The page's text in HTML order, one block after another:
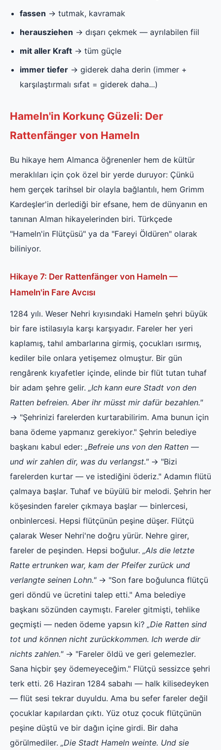
fassen → tutmak, kavramak
herausziehen → dışarı çekmek — ayrılabilen fiil
mit aller Kraft → tüm güçle
immer tiefer → giderek daha derin (immer +
karşılaştırmalı sıfat = giderek daha...)
Hameln'in Korkunç Güzeli: Der
Rattenfänger von Hameln
Bu hikaye hem Almanca öğrenenler hem de kültür
meraklıları için çok özel bir yerde duruyor: Çünkü
hem gerçek tarihsel bir olayla bağlantılı, hem Grimm
Kardeşler'in derlediği bir efsane, hem de dünyanın en
tanınan Alman hikayelerinden biri. Türkçede
"Hameln'in Flütçüsü" ya da "Fareyi Öldüren" olarak
biliniyor.
Hikaye 7: Der Rattenfänger von Hameln —
Hameln'in Fare Avcısı
1284 yılı. Weser Nehri kıyısındaki Hameln şehri büyük
bir fare istilasıyla karşı karşıyadır. Fareler her yeri
kaplamış, tahıl ambarlarına girmiş, çocukları ısırmış,
kediler bile onlara yetişemez olmuştur. Bir gün
rengârenk kıyafetler içinde, elinde bir flüt tutan tuhaf
bir adam şehre gelir. „Ich kann eure Stadt von den
Ratten befreien. Aber ihr müsst mir dafür bezahlen."
→ "Şehrinizi farelerden kurtarabilirim. Ama bunun için
bana ödeme yapmanız gerekiyor." Şehrin belediye
başkanı kabul eder: „Befreie uns von den Ratten —
und wir zahlen dir, was du verlangst."→ "Bizi
farelerden kurtar — ve istediğini öderiz." Adamın flütü
çalmaya başlar. Tuhaf ve büyülü bir melodi. Şehrin her
köşesinden fareler çıkmaya başlar — binlercesi,
onbinlercesi. Hepsi flütçünün peşine düşer. Flütçü
çalarak Weser Nehri'ne doğru yürür. Nehre girer,
fareler de peşinden. Hepsi boğulur. „Als die letzte
Ratte ertrunken war, kam der Pfeifer zurück und
verlangte seinen Lohn."→ "Son fare boğulunca flütçü
geri döndü ve ücretini talep etti." Ama belediye
başkanı sözünden caymıştı. Fareler gitmişti, tehlike
geçmişti — neden ödeme yapsın ki? „Die Ratten sind
tot und können nicht zurückkommen. Ich werde dir
nichts zahlen."→ "Fareler öldü ve geri gelemezler.
Sana hiçbir şey ödemeyeceğim." Flütçü sessizce şehri
terk etti. 26 Haziran 1284 sabahı — halk kilisedeyken
— flüt sesi tekrar duyuldu. Ama bu sefer fareler değil
çocuklar kapılardan çıktı. Yüz otuz çocuk flütçünün
peşine düştü ve bir dağın içine girdi. Bir daha
görülmediler. „Die Stadt Hameln weinte. Und sie